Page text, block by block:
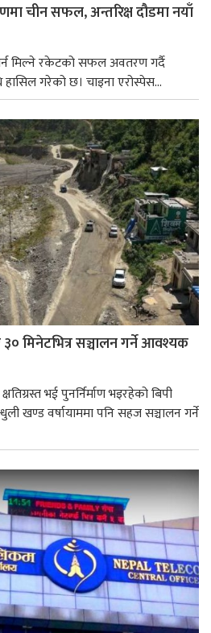
चीन सफल, अन्तरिक्ष दौडमा नयाँ
मिल्ने रकेटको सफल अवतरण गर्दै
हासिल गरेको छ। चाइना एरोस्पेस...
३० मिनेटभित्र सञ्चालन गर्ने आवश्यक
भई पुनर्निर्माण भइरहेको बिपी
खण्ड वर्षायाममा पनि सहज सञ्चालन गर्ने